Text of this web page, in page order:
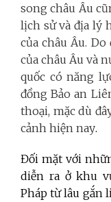
song châu Âu
lịch sử và địa lý
của châu Âu.
của châu Âu và
quốc có năng
đồng Bảo an
thoại, mặc dù
cảnh hiện nay.
Đối mặt với
diễn ra ở khu
Pháp từ lâu gắn